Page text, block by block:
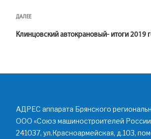
Следующая
ДАЛЕЕ
Клинцовский автокрановый- итоги 2019
АДРЕС аппарата Брянского
ООО «Союз машиностроителей
241037, ул.Красноармейская, д.103,